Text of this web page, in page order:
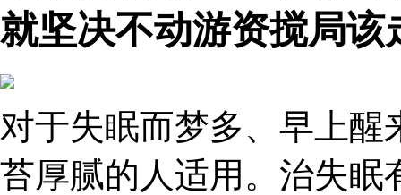
就坚决不动游资搅局该
对于失眠而梦多、早上
苔厚腻的人适用。治失眠